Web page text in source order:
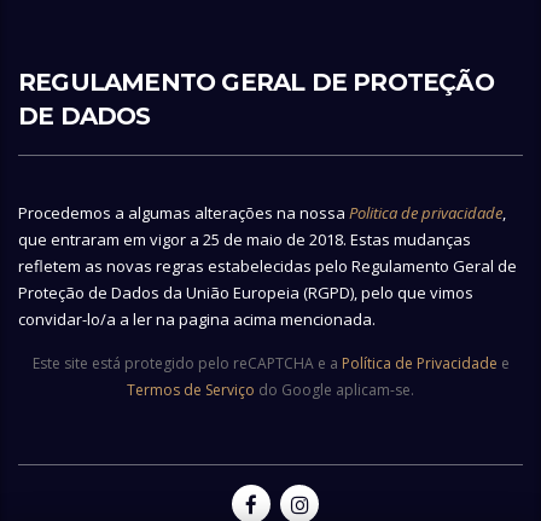
REGULAMENTO GERAL DE PROTEÇÃO
DE DADOS
Procedemos a algumas alterações na nossa Politica de privacidade,
que entraram em vigor a 25 de maio de 2018. Estas mudanças
refletem as novas regras estabelecidas pelo Regulamento Geral de
Proteção de Dados da União Europeia (RGPD), pelo que vimos
convidar-lo/a a ler na pagina acima mencionada.
Este site está protegido pelo reCAPTCHA e a Política de Privacidade e
Termos de Serviço do Google aplicam-se.